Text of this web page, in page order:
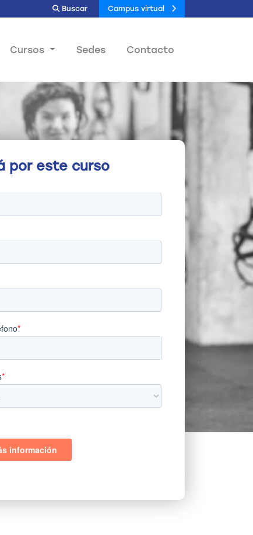
Buscar Campus virtual
Cursos Sedes Contacto
por este curso